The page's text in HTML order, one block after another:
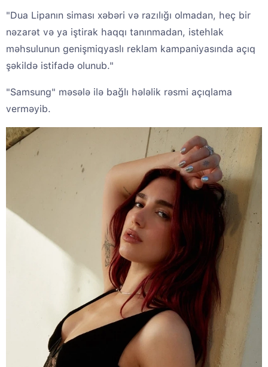
"Dua Lipanın siması xəbəri və razılığı olmadan, heç bir
nəzarət və ya iştirak haqqı tanınmadan, istehlak
məhsulunun genişmiqyaslı reklam kampaniyasında açıq
şəkildə istifadə olunub."
"Samsung" məsələ ilə bağlı hələlik rəsmi açıqlama
verməyib.